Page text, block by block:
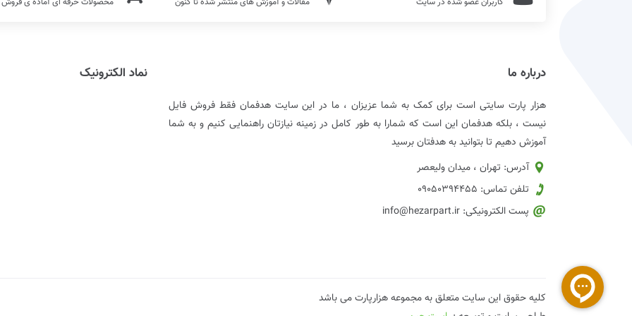
درباره ما
هزار پارت سایتی است برای کمک به شما عزیزان ، ما در این سایت هدفمان فقط فروش فایل
نیست ، بلکه هدفمان این است که شمارا به طور کامل در زمینه نیازتان راهنمایی کنیم و به شما
آموزش دهیم تا بتوانید به هدفتان برسید
آدرس: تهران ، میدان ولیعصر
تلفن تماس: 09050394455
پست الکترونیکی: info@hezarpart.ir
نماد الکترونیک
کلیه حقوق این سایت متعلق به مجموعه هزارپارت می باشد